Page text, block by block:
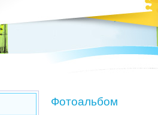
Фотоальбом